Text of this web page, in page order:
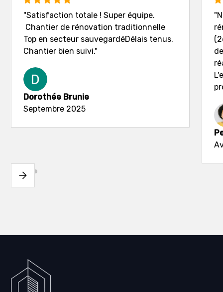
"Satisfaction totale ! Super équipe.
Chantier de rénovation traditionnelle
Top en secteur sauvegardéDélais tenus.
Chantier bien suivi."
Dorothée Brunie
Septembre 2025